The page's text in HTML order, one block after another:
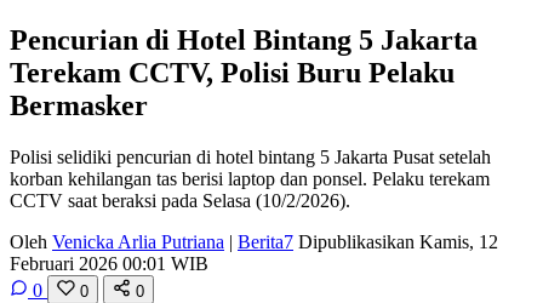
Pencurian di Hotel Bintang 5 Jakarta
Terekam CCTV, Polisi Buru Pelaku
Bermasker
Polisi selidiki pencurian di hotel bintang 5 Jakarta Pusat setelah
korban kehilangan tas berisi laptop dan ponsel. Pelaku terekam
CCTV saat beraksi pada Selasa (10/2/2026).
Oleh Venicka Arlia Putriana | Berita7 Dipublikasikan Kamis, 12
Februari 2026 00:01 WIB
0
0 0